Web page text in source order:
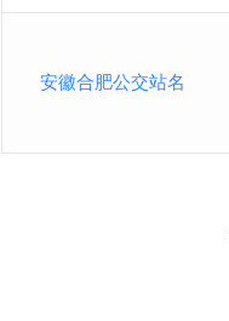
安徽合肥公交站名